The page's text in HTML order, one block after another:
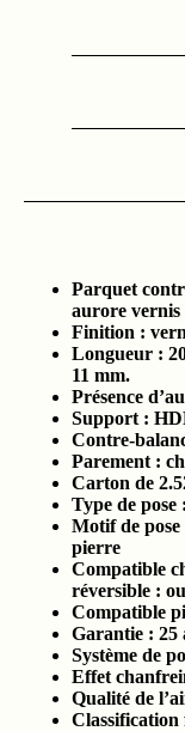
Parquet
aurore vernis
Finition :
Longueur :
11 mm.
Présence
Support :
Contre-
Parement :
Carton de
Type de
Motif de pose
pierre
Compatible
réversible :
Compatible
Garantie : 25
Système de
Effet
Qualité de
Classification